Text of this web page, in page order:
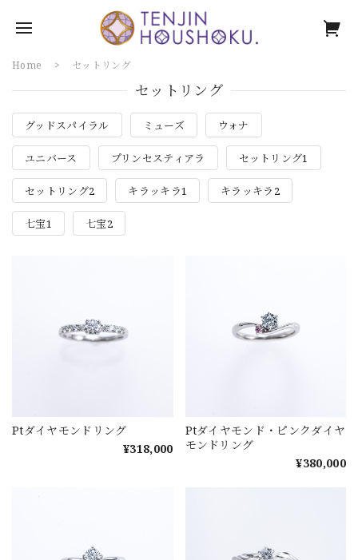
Home セットリング
セットリング
グッドスパイラル ミューズ ウォナ
ユニバース プリンセスティアラ セットリング1
セットリング2 キラッキラ1 キラッキラ2
七宝1 七宝2
Ptダイヤモンドリング
¥318,000
Ptダイヤモンド・ピンクダイヤ
モンドリング
¥380,000